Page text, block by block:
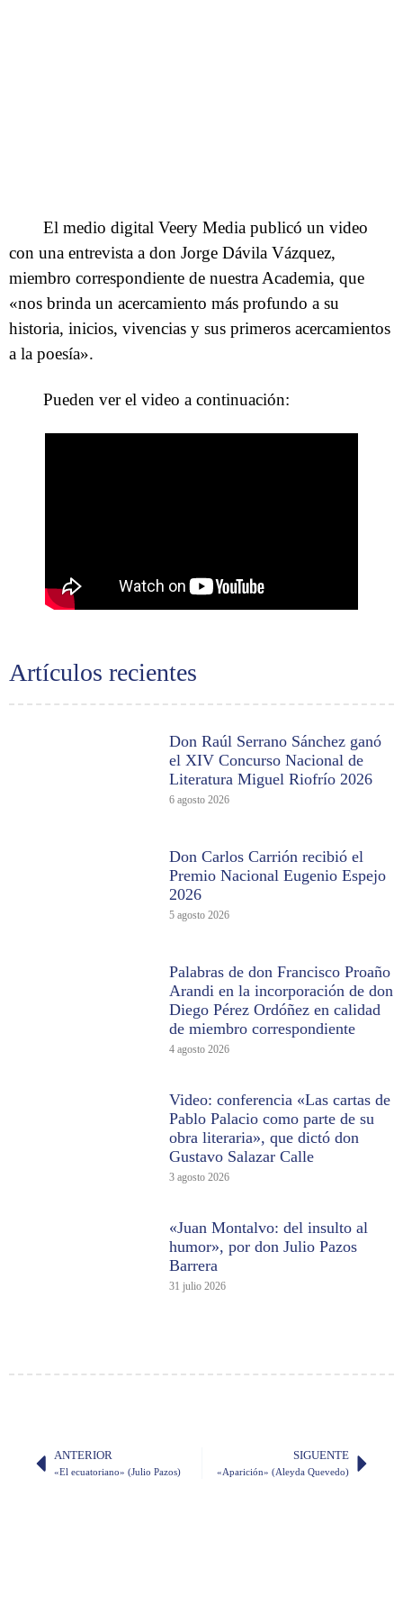
Artículos recientes
Don Raúl Serrano Sánchez ganó
el XIV Concurso Nacional de
Literatura Miguel Riofrío 2026
6 agosto 2026
Don Carlos Carrión recibió el
Premio Nacional Eugenio Espejo
2026
5 agosto 2026
Palabras de don Francisco Proaño
Arandi en la incorporación de don
Diego Pérez Ordóñez en calidad
de miembro correspondiente
4 agosto 2026
Video: conferencia «Las cartas de
Pablo Palacio como parte de su
obra literaria», que dictó don
Gustavo Salazar Calle
3 agosto 2026
«Juan Montalvo: del insulto al
humor», por don Julio Pazos
Barrera
31 julio 2026
El medio digital Veery Media publicó un video
con una entrevista a don Jorge Dávila Vázquez,
miembro correspondiente de nuestra Academia, que
«nos brinda un acercamiento más profundo a su
historia, inicios, vivencias y sus primeros acercamientos
a la poesía».
Pueden ver el video a continuación:
ANTERIOR
«El ecuatoriano» (Julio Pazos)
SIGUENTE
«Aparición» (Aleyda Quevedo)